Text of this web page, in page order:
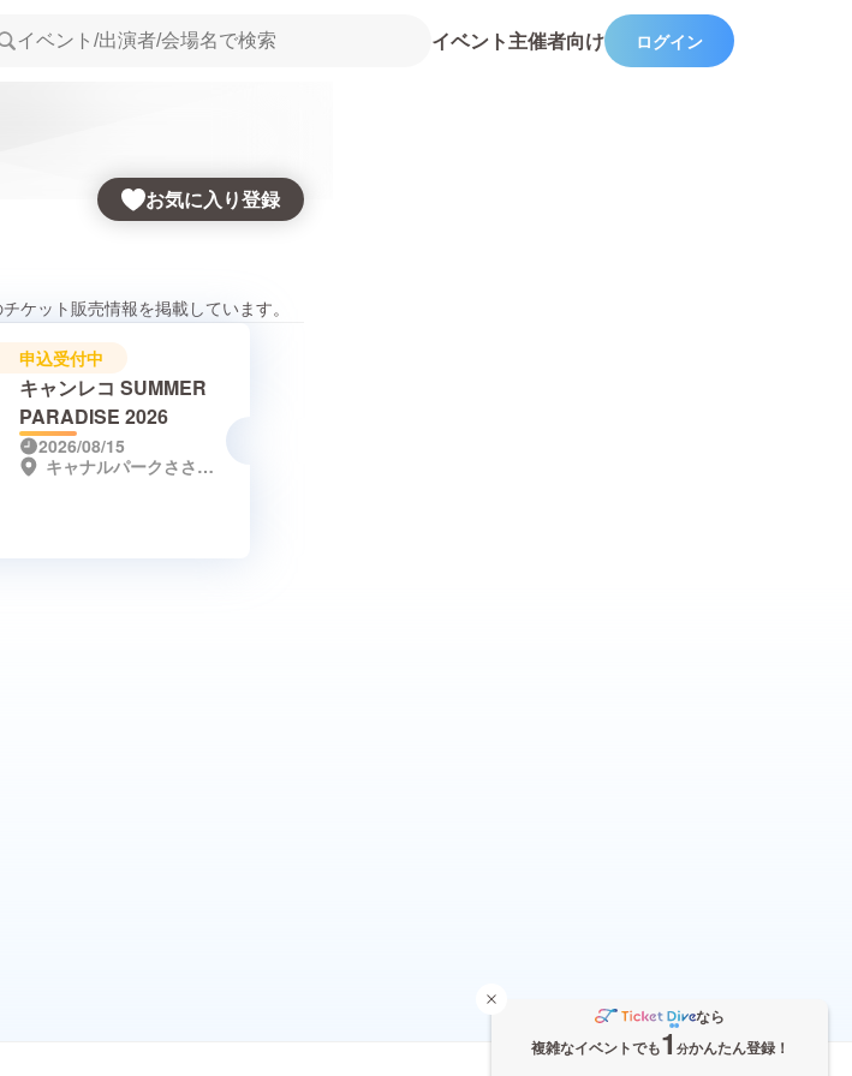
イベント主催者向け ログイン
お気に入り登録
ケット販売情報を掲載しています。
申込受付中
キャンレコ SUMMER
PARADISE 2026
2026/08/15
キャナルパークささしま高架下広場
なら
複雑なイベントでも1 分かんたん登録！